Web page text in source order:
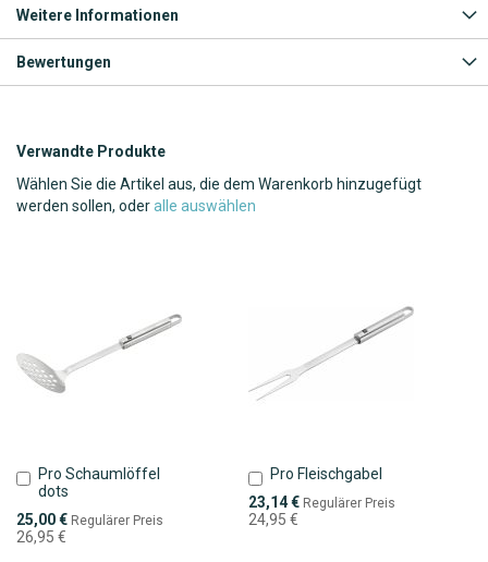
Weitere Informationen
Bewertungen
Verwandte Produkte
Wählen Sie die Artikel aus, die dem Warenkorb hinzugefügt
werden sollen, oderalle auswählen
Pro Schaumlöffel
dots
Sonderpreis
25,00 € Regulärer Preis
26,95 €
In
den
Warenkorb
Pro Fleischgabel
Sonderpreis
23,14 € Regulärer Preis
24,95 €
In
den
Warenkorb